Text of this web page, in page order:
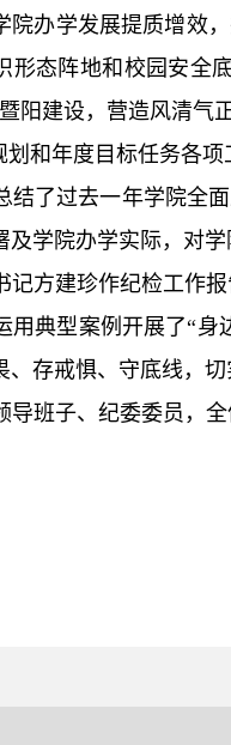
院办学发展提质增效
形态阵地和校园安全
阳建设，营造风清气
划和年度目标任务各
结了过去一年学院全
及学院办学实际，对
记方建珍作纪检工作报
用典型案例开展了“
、存戒惧、守底线，
导班子、纪委委员，